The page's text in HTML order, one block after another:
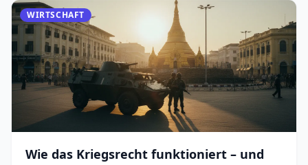
WIRTSCHAFT
Wie das Kriegsrecht funktioniert – und